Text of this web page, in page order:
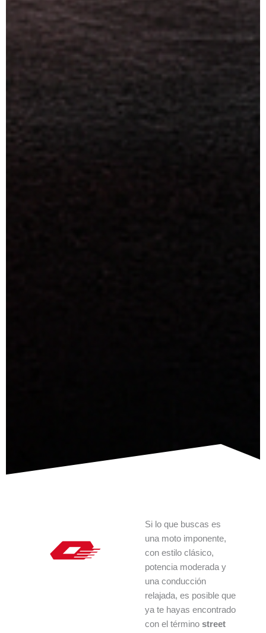
Si lo que buscas es
una moto imponente,
con estilo clásico,
potencia moderada y
una conducción
relajada, es posible que
ya te hayas encontrado
con el término street